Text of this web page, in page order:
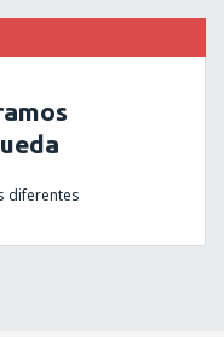
diferentes